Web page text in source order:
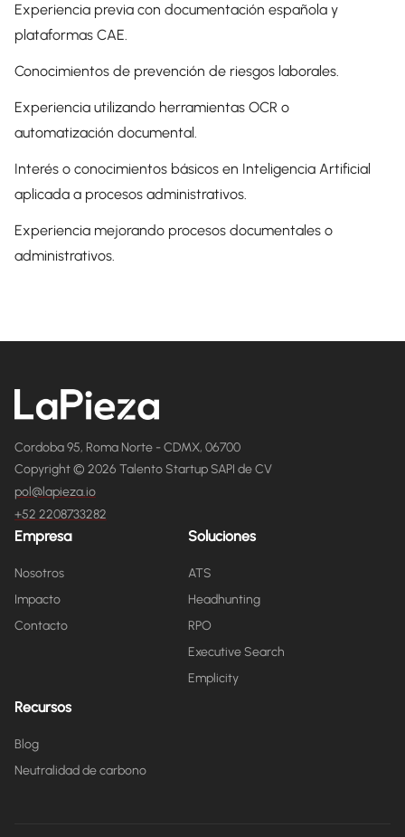
Experiencia previa con documentación española y
plataformas CAE.
Conocimientos de prevención de riesgos laborales.
Experiencia utilizando herramientas OCR o
automatización documental.
Interés o conocimientos básicos en Inteligencia Artificial
aplicada a procesos administrativos.
Experiencia mejorando procesos documentales o
administrativos.
Cordoba 95, Roma Norte - CDMX, 06700
Copyright © 2026 Talento Startup SAPI de CV
pol@lapieza.io
+52 2208733282
Empresa
Nosotros
Impacto
Contacto
Soluciones
ATS
Headhunting
RPO
Executive Search
Emplicity
Recursos
Blog
Neutralidad de carbono